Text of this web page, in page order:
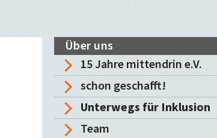
Über uns
15 Jahre mittendrin e.V.
schon geschafft!
Unterwegs für Inklusion
Team